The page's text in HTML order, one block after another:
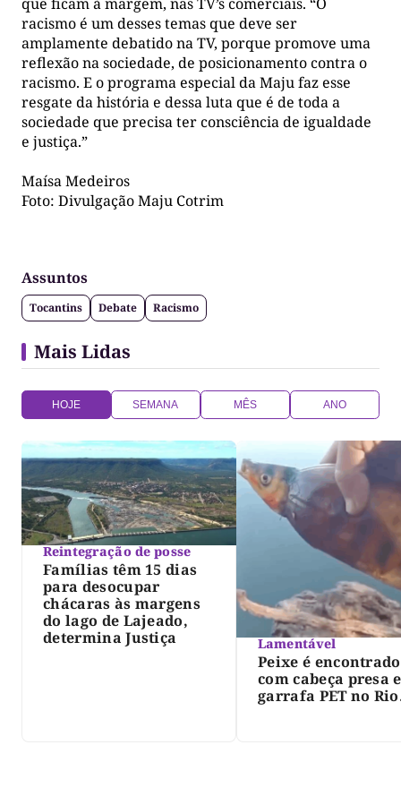
racismo é um desses temas que deve ser
amplamente debatido na TV, porque promove uma
reflexão na sociedade, de posicionamento contra o
racismo. E o programa especial da Maju faz esse
resgate da história e dessa luta que é de toda a
sociedade que precisa ter consciência de igualdade
e justiça.”
Maísa Medeiros
Foto: Divulgação Maju Cotrim
Assuntos
Tocantins Debate Racismo
Mais Lidas
HOJE SEMANA MÊS ANO
Reintegração de posse
Famílias têm 15 dias
para desocupar
chácaras às margens
do lago de Lajeado,
determina Justiça
Lamentável
Peixe é encontrado
com cabeça presa
garrafa PET no Rio